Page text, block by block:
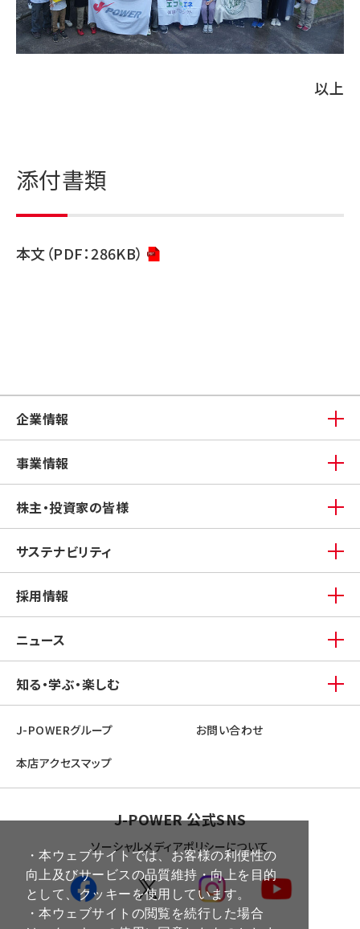
・本ウェブサイトでは、お客様の利便性の
向上及びサービスの品質維持・向上を目的
として、クッキーを使用しています。
・本ウェブサイトの閲覧を続行した場合
以上
添付書類
本文（PDF：286KB）
企業情報
事業情報
株主・投資家の皆様
サステナビリティ
採用情報
ニュース
知る・学ぶ・楽しむ
J-POWERグループ お問い合わせ
本店アクセスマップ
J-POWER 公式SNS
ソーシャルメディアポリシーについて